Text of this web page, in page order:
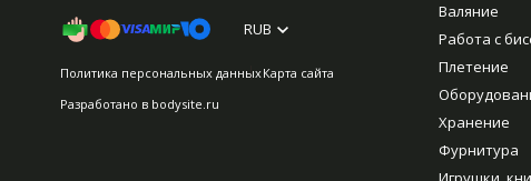
RUB
Политика персональных данныхКарта сайта
Разработано в bodysite.ru
Валяние
Работа с
Плетение
Хранение
Фурнитура